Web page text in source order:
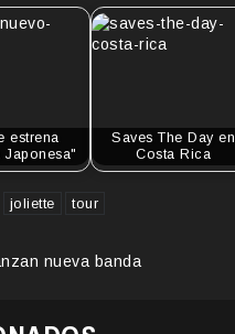
estrena
Japonesa"
Saves The Day en
Costa Rica
joliette tour
nueva banda